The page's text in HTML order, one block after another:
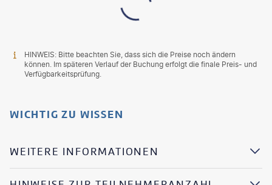
HINWEIS: Bitte beachten Sie, dass sich die Preise noch ändern
können. Im späteren Verlauf der Buchung erfolgt die finale Preis- und
Verfügbarkeitsprüfung.
WICHTIG ZU WISSEN
WEITERE INFORMATIONEN